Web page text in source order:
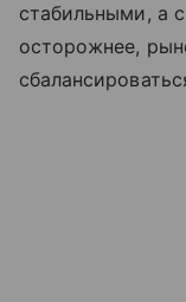
стабильными, а
осторожнее,